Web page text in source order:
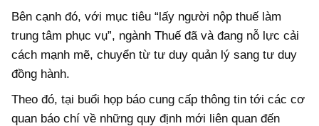
Bên cạnh đó, với mục tiêu “lấy người nộp thuế làm
trung tâm phục vụ”, ngành Thuế đã và đang nỗ lực cải
cách mạnh mẽ, chuyển từ tư duy quản lý sang tư duy
đồng hành.
Theo đó, tại buổi họp báo cung cấp thông tin tới các cơ
quan báo chí về những quy định mới liên quan đến